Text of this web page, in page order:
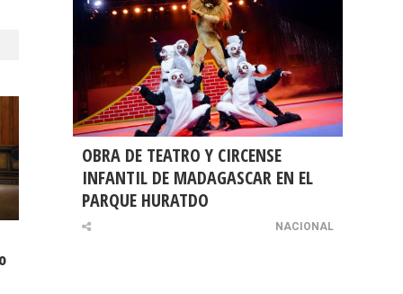
OBRA DE TEATRO Y CIRCENSE
INFANTIL DE MADAGASCAR EN EL
PARQUE HURATDO
NACIONAL